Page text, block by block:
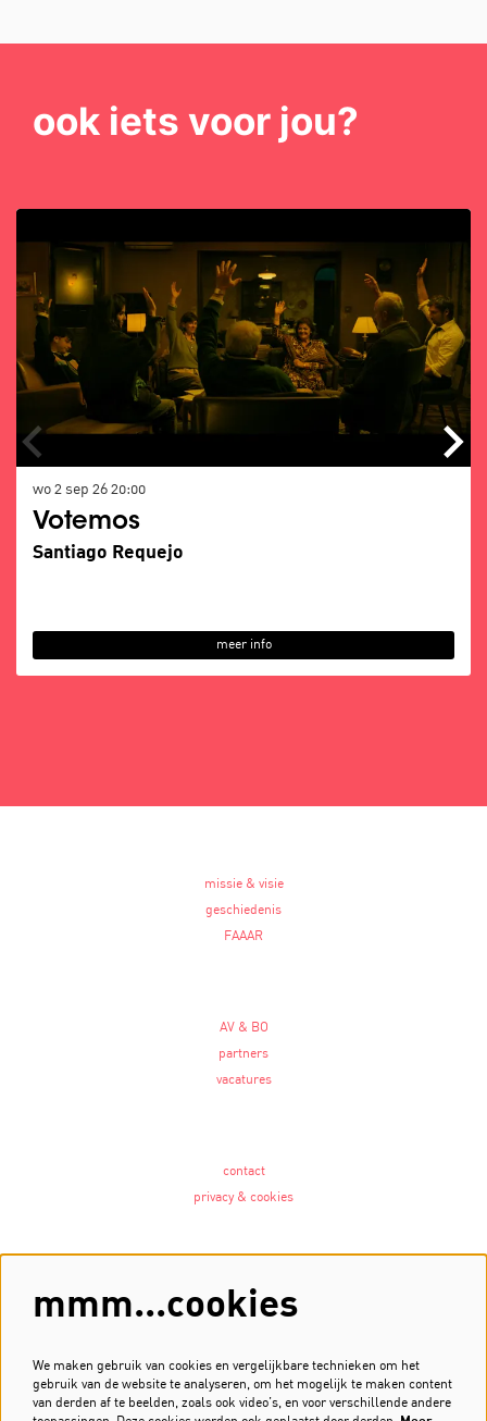
ook iets voor jou?
Votemos
Santiago Requejo
wo 2 sep 26 20:00
meer info
missie & visie
geschiedenis
FAAAR
AV & BO
partners
vacatures
contact
privacy & cookies
Meld je aan voor de nieuwsbrief
mmm...cookies
We maken gebruik van cookies en vergelijkbare technieken om het
gebruik van de website te analyseren, om het mogelijk te maken content
van derden af te beelden, zoals ook video’s, en voor verschillende andere